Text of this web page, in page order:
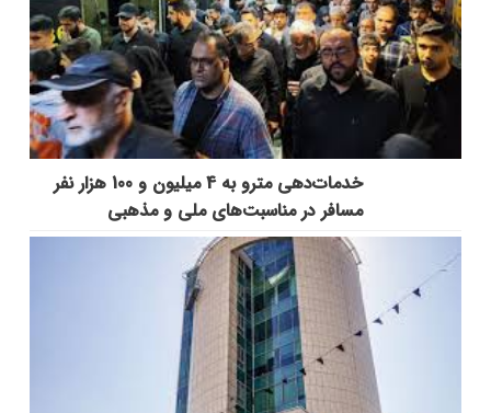
خدمات‌دهي مترو به 4 ميليون و 100 هزار نفر
مسافر در مناسبت‌هاي ملي و مذهبي